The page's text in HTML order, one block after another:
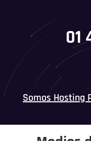
01
Somos Hosting